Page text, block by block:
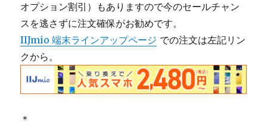
オプション割引）もありますので今のセールチャン
スを逃さずに注文確保がお勧めです。
IIJmio 端末ラインアップページ での注文は左記リン
クから。
＊